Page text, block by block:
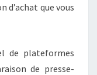
d’achat que vous
de plateformes
de presse-